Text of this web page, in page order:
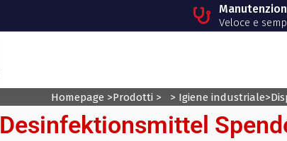
Veloce e
Homepage >Prodotti > > Igiene industriale>
Desinfektionsmittel